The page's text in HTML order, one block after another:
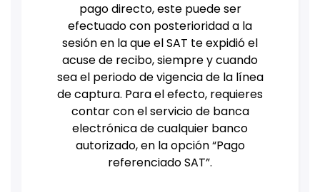
pago directo, este puede ser
efectuado con posterioridad a la
sesión en la que el SAT te expidió el
acuse de recibo, siempre y cuando
sea el periodo de vigencia de la línea
de captura. Para el efecto, requieres
contar con el servicio de banca
electrónica de cualquier banco
autorizado, en la opción “Pago
referenciado SAT”.